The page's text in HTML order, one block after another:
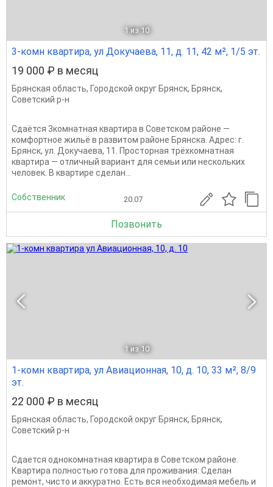
1 из 10
3-комн квартира, ул Докучаева, 11, д. 11, 42 м², 1/5 эт.
19 000 ₽ в месяц
Брянская область, Городской округ Брянск, Брянск,
Советский р-н
Сдаётся 3комнатная квартира в Советском районе —
комфортное жильё в развитом районе Брянска. Адрес: г.
Брянск, ул. Докучаева, 11. Просторная трёхкомнатная
квартира — отличный вариант для семьи или нескольких
человек. В квартире сделан...
Собственник 20.07
Позвонить
1 из 10
1-комн квартира, ул Авиационная, 10, д. 10, 33 м², 8/9
эт.
22 000 ₽ в месяц
Брянская область, Городской округ Брянск, Брянск,
Советский р-н
Сдается однокомнатная квартира в Советском районе.
Квартира полностью готова для проживания: Сделан
ремонт, чисто и аккуратно. Есть вся необходимая мебель и